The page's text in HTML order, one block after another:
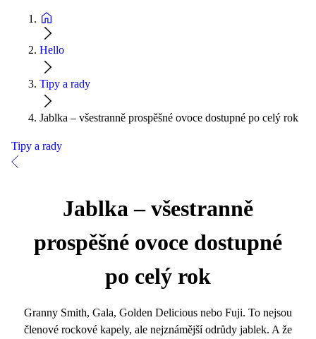
Hello
Tipy a rady
Jablka – všestranně prospěšné ovoce dostupné po celý rok
Tipy a rady
Jablka – všestranně
prospěšné ovoce dostupné
po celý rok
Granny Smith, Gala, Golden Delicious nebo Fuji. To nejsou
členové rockové kapely, ale nejznámější odrůdy jablek. A že